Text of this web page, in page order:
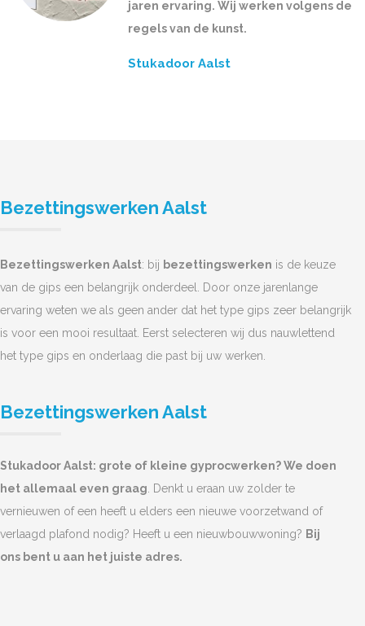
jaren ervaring. Wij werken volgens de
regels van de kunst.
Stukadoor Aalst
Bezettingswerken Aalst
Bezettingswerken Aalst: bij bezettingswerken is de keuze
van de gips een belangrijk onderdeel. Door onze jarenlange
ervaring weten we als geen ander dat het type gips zeer belangrijk
is voor een mooi resultaat. Eerst selecteren wij dus nauwlettend
het type gips en onderlaag die past bij uw werken.
Bezettingswerken Aalst
Stukadoor Aalst: grote of kleine gyprocwerken? We doen
het allemaal even graag. Denkt u eraan uw zolder te
vernieuwen of een heeft u elders een nieuwe voorzetwand of
verlaagd plafond nodig? Heeft u een nieuwbouwwoning? Bij
ons bent u aan het juiste adres.